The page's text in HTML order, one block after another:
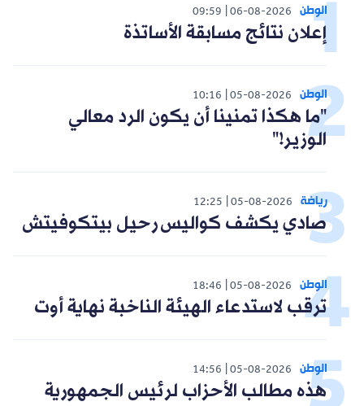
الوطن 06-08-2026
09:59
إعلان نتائج مسابقة الأساتذة
الوطن 05-08-2026
10:16
"ما هكذا تمنينا أن يكون الرد معالي
الوزير!"
رياضة 05-08-2026
12:25
صادي يكشف كواليس رحيل بيتكوفيتش
الوطن 05-08-2026
18:46
ترقب لاستدعاء الهيئة الناخبة نهاية أوت
الوطن 05-08-2026
14:56
هذه مطالب الأحزاب لرئيس الجمهورية